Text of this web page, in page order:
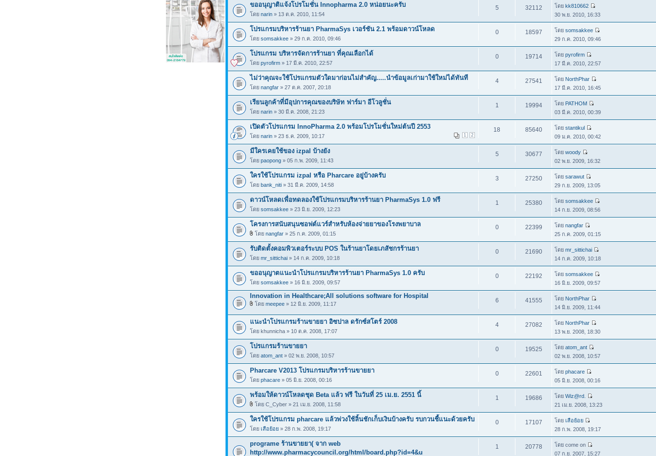
ขออนุญาติแจ้งโปรโมชั่น Innopharma 2.0 หน่อยนะครับ
โดย narin » 13 ต.ค. 2010, 11:54
5 32112 โดยkk810662
30 พ.ย. 2010, 16:33
โปรแกรมบริหารร้านยา PharmaSys เวอร์ชัน 2.1 พร้อมดาวน์โหลด
โดย somsakkee » 29 ก.ค. 2010, 09:46
0 18597 โดยsomsakkee
29 ก.ค. 2010, 09:46
โปรแกรม บริหารจัดการร้านยา ที่คุณเลือกได้
โดย pyrofirm » 17 มี.ค. 2010, 22:57
0 19714 โดยpyrofirm
17 มี.ค. 2010, 22:57
ไม่ว่าคุณจะใช้โปรแกรมตัวใดมาก่อนไม่สำคัญ.....นำข้อมูลเก่ามาใช้ใหม่ได้ทันที
โดย nangfar » 27 ต.ค. 2007, 20:18
4 27541 โดย NorthPhar
17 มี.ค. 2010, 16:45
เรียนลูกค้าที่มีอุปการคุณของบริษัท ฟาร์มา อีโวลูชั่น
โดย narin » 30 มี.ค. 2008, 21:23
1 19994 โดย PATHOM
03 มี.ค. 2010, 00:39
เปิดตัวโปรแกรม InnoPharma 2.0 พร้อมโปรโมชั่นใหม่ต้นปี 2553
1 2
โดย narin » 23 ธ.ค. 2009, 10:17
18 85640 โดยstantikul
09 ม.ค. 2010, 00:42
มีใครเคยใช้ของ izpal บ้างยัง
โดย paopong » 05 ก.พ. 2009, 11:43
5 30677 โดยwoody
02 พ.ย. 2009, 16:32
ใครใช้โปรแกรม izpal หรือ Pharcare อยู่บ้างครับ
โดย bank_niti » 31 มี.ค. 2009, 14:58
3 27250 โดยsarawut
29 ก.ย. 2009, 13:05
ดาวน์โหลดเพื่อทดลองใช้โปรแกรมบริหารร้านยา PharmaSys 1.0 ฟรี
โดย somsakkee » 23 มิ.ย. 2009, 12:23
1 25380 โดยsomsakkee
14 ก.ย. 2009, 08:56
โครงการสนับสนุนซอฟต์แวร์สำหรับห้องจ่ายยาของโรงพยาบาล
โดย nangfar » 25 ก.ค. 2009, 01:15
0 22399 โดยnangfar
25 ก.ค. 2009, 01:15
รับติดตั้งคอมพิวเตอร์ระบบ POS ในร้านยาโดยเภสัชกรร้านยา
โดย mr_sittichai » 14 ก.ค. 2009, 10:18
0 21690 โดยmr_sittichai
14 ก.ค. 2009, 10:18
ขออนุญาตแนะนำโปรแกรมบริหารร้านยา PharmaSys 1.0 ครับ
โดย somsakkee » 16 มิ.ย. 2009, 09:57
0 22192 โดยsomsakkee
16 มิ.ย. 2009, 09:57
Innovation in Healthcare;All solutions software for Hospital
โดย meepee » 12 มิ.ย. 2009, 11:17 6 41555 โดย NorthPhar
14 มิ.ย. 2009, 11:44
แนะนำโปรแกรมร้านขายยา อิซปาล ดรักซ์สโตร์ 2008
โดย khunnicha » 10 ต.ค. 2008, 17:07
4 27082 โดย NorthPhar
13 พ.ย. 2008, 18:30
โปรแกรมร้านขายยา
โดย atom_ant » 02 พ.ย. 2008, 10:57
0 19525 โดยatom_ant
02 พ.ย. 2008, 10:57
Pharcare V2013 โปรแกรมบริหารร้านขายยา
โดย phacare » 05 มิ.ย. 2008, 00:16
0 22601 โดยphacare
05 มิ.ย. 2008, 00:16
พร้อมให้ดาวน์โหลดชุด Beta แล้ว ฟรี ในวันที่ 25 เม.ย. 2551 นี้
โดย C_Cyber » 21 เม.ย. 2008, 11:58
1 19686 โดยWiz@rd.
21 เม.ย. 2008, 13:23
ใครใช้โปรแกรม pharcare แล้วพ่วงใช้ลิ้นชักเก็บเงินบ้างครับ รบกวนชี้แนะด้วยครับ
โดย เสือย้อย » 28 ก.พ. 2008, 19:17
0 17107 โดยเสือย้อย
28 ก.พ. 2008, 19:17
programe ร้านขายยา( จาก web
http://www.pharmacycouncil.org/html/board.php?id=4&u
1 20778
โดย come on
07 ก.ย. 2007, 15:27